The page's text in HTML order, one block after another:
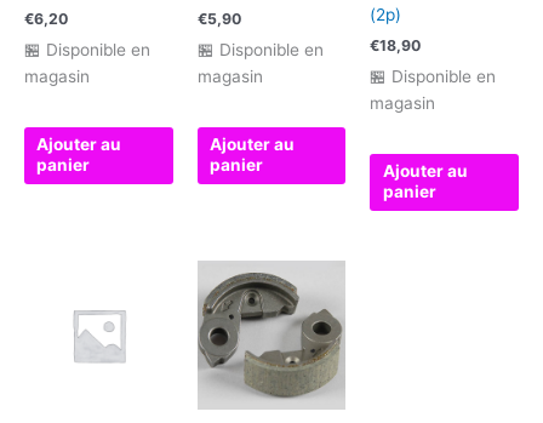
€6,20
🏪 Disponible en
magasin
Ajouter au
panier
€5,90
🏪 Disponible en
magasin
Ajouter au
panier
(2p)
€18,90
🏪 Disponible en
magasin
Ajouter au
panier